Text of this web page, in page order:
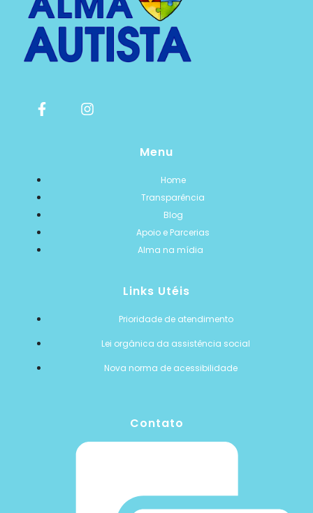
Menu
Home
Transparência
Blog
Apoio e Parcerias
Alma na mídia
Links Utéis
Prioridade de atendimento
Lei orgânica da assistência social
Nova norma de acessibilidade
Contato